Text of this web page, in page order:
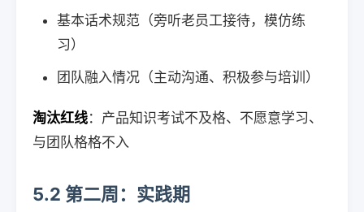
基本话术规范（旁听老员工接待，模仿练
习）
团队融入情况（主动沟通、积极参与培训）
淘汰红线：产品知识考试不及格、不愿意学习、
与团队格格不入
5.2 第二周：实践期